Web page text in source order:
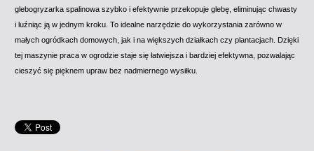
glebogryzarka spalinowa szybko i efektywnie przekopuje glebę, eliminując chwasty
i luźniąc ją w jednym kroku. To idealne narzędzie do wykorzystania zarówno w
małych ogródkach domowych, jak i na większych działkach czy plantacjach. Dzięki
tej maszynie praca w ogrodzie staje się łatwiejsza i bardziej efektywna, pozwalając
cieszyć się pięknem upraw bez nadmiernego wysiłku.